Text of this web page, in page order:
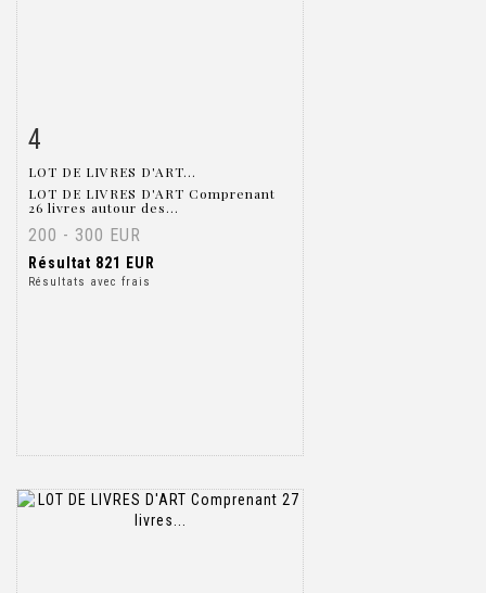
4
LOT DE LIVRES D'ART...
LOT DE LIVRES D'ART Comprenant
26 livres autour des...
200 - 300 EUR
Résultat 821 EUR
Résultats avec frais